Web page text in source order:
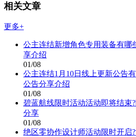
相关文章
更多+
公主连结新增角色专用装备有哪
享介绍
01/08
公主连结1月10日线上更新公告
公告分享介绍
01/08
碧蓝航线限时活动活动即将结束
分享
01/08
绝区零协作设计师活动限时开启